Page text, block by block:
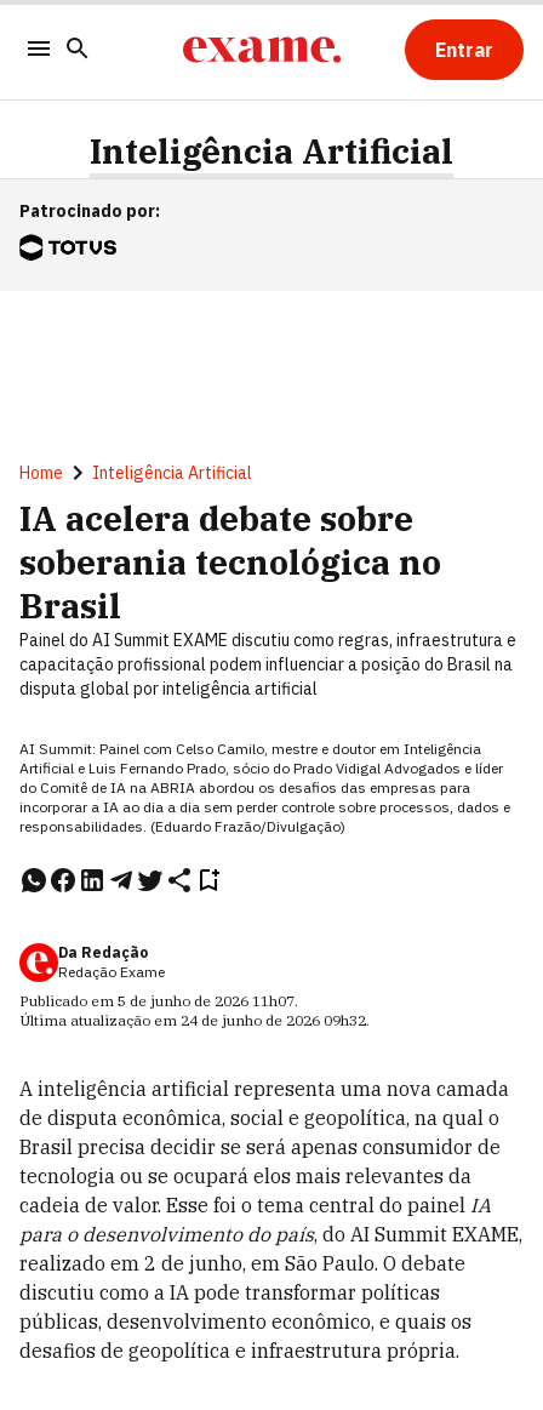
Entrar
Inteligência Artificial
Patrocinado por:
Home Inteligência Artificial
IA acelera debate sobre
soberania tecnológica no
Brasil
Painel do AI Summit EXAME discutiu como regras, infraestrutura e
capacitação profissional podem influenciar a posição do Brasil na
disputa global por inteligência artificial
AI Summit: Painel com Celso Camilo, mestre e doutor em Inteligência
Artificial e Luis Fernando Prado, sócio do Prado Vidigal Advogados e líder
do Comitê de IA na ABRIA abordou os desafios das empresas para
incorporar a IA ao dia a dia sem perder controle sobre processos, dados e
responsabilidades. (Eduardo Frazão/Divulgação)
Da Redação
Redação Exame
Publicado em 5 de junho de 2026 11h07.
Última atualização em 24 de junho de 2026 09h32.
A inteligência artificial representa uma nova camada
de disputa econômica, social e geopolítica, na qual o
Brasil precisa decidir se será apenas consumidor de
tecnologia ou se ocupará elos mais relevantes da
cadeia de valor. Esse foi o tema central do painel IA
para o desenvolvimento do país, do AI Summit EXAME,
realizado em 2 de junho, em São Paulo. O debate
discutiu como a IA pode transformar políticas
públicas, desenvolvimento econômico, e quais os
desafios de geopolítica e infraestrutura própria.